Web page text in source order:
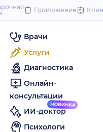
to
Приложение
Врачи
Услуги
Диагностика
Онлайн-
консультации
ИИ-доктор
Психологи